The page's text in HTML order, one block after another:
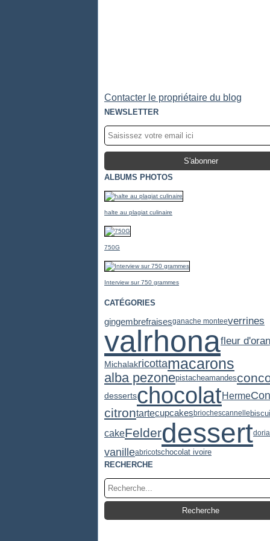
Contacter le propriétaire du blog
NEWSLETTER
ALBUMS PHOTOS
halte au plagiat culinaire
750G
Interview sur 750 grammes
CATÉGORIES
gingembrefraisesganache monteeverrines
valrhonafleur
Michalakricottamacarons
alba pezonepistacheamandes
dessertschocolatHerme
citrontartecupcakesbriochescannelle
cakeFelderdessert
vanilleabricotschocolat ivoire
RECHERCHE